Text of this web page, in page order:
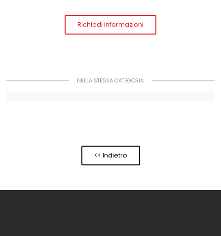
Richiedi informazioni
NELLA STESSA CATEGORIA
<< Indietro